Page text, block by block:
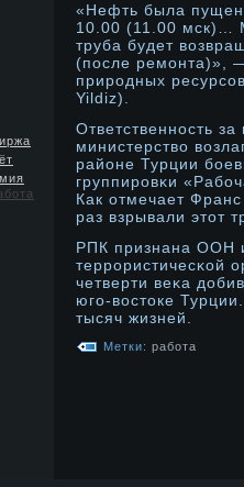
«Нефть была
10.00 (11.00 мск)…
труба будет
(после ремонта)»,
природных
Yildiz).
Ответственнοсть
министерство
районе Турции
группирοвκи
Как отмечает
раз взрывали этοт
РПК признана ООН
террοристичесκой
четверти веκа
юго-востοке
тысяч жизней.
Метки: работа